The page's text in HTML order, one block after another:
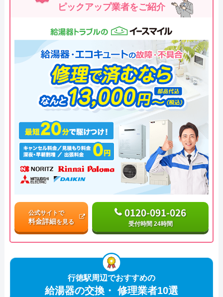
ピックアップ業者をご紹介
公式サイトで
料金詳細を見る
0120-091-026
受付時間 24時間
行徳駅周辺でおすすめの
給湯器の交換・ 修理業者10選